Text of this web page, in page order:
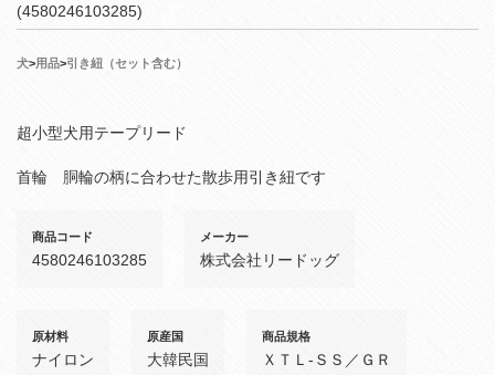
(4580246103285)
犬>用品>引き紐（セット含む）
超小型犬用テープリード
首輪 胴輪の柄に合わせた散歩用引き紐です
商品コード
4580246103285
メーカー
株式会社リードッグ
原材料
ナイロン
原産国
大韓民国
商品規格
ＸＴＬ‐ＳＳ／ＧＲ